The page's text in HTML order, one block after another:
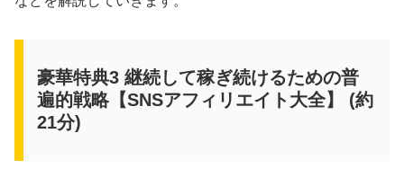
豪華特典3 継続して稼ぎ続けるための普
遍的戦略【SNSアフィリエイト大全】 (約
21分)